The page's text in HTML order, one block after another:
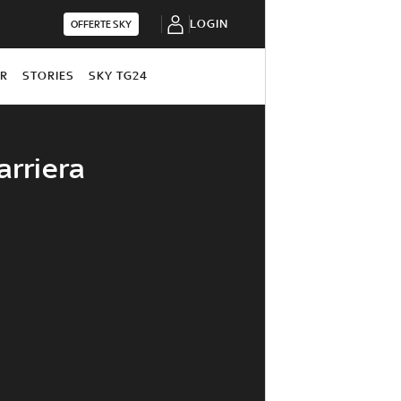
OFFERTE SKY LOGIN
STORIES SKY TG24